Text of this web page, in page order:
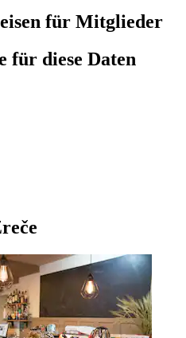
für Mitglieder
für diese Daten